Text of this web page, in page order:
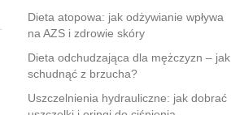
Dieta atopowa: jak odżywianie wpływa
na AZS i zdrowie skóry
Dieta odchudzająca dla mężczyzn – jak
schudnąć z brzucha?
Uszczelnienia hydrauliczne: jak dobrać